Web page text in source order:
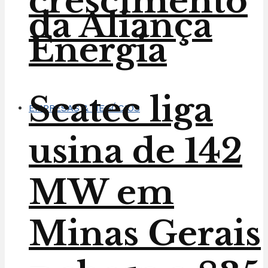
da Aliança
Energia
EMPRESAS & NEGÓCIOS
Scatec liga
usina de 142
MW em
Minas Gerais